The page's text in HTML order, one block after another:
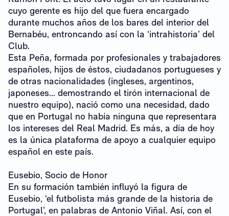
cuyo gerente es hijo del que fuera encargado
durante muchos años de los bares del interior del
Bernabéu, entroncando así con la ‘intrahistoria’ del
Club.
Esta Peña, formada por profesionales y trabajadores
españoles, hijos de éstos, ciudadanos portugueses y
de otras nacionalidades (ingleses, argentinos,
japoneses... demostrando el tirón internacional de
nuestro equipo), nació como una necesidad, dado
que en Portugal no había ninguna que representara
los intereses del Real Madrid. Es más, a día de hoy
es la única plataforma de apoyo a cualquier equipo
español en este país.
Eusebio, Socio de Honor
En su formación también influyó la figura de
Eusebio, ‘el futbolista más grande de la historia de
Portugal’, en palabras de Antonio Viñal. Así, con el